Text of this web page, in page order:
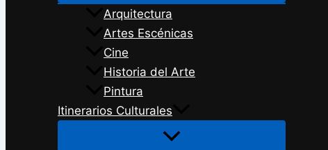
Arquitectura
Artes Escénicas
Cine
Historia del Arte
Pintura
Itinerarios Culturales